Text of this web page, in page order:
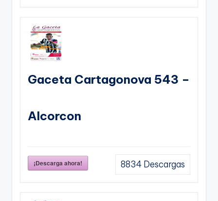
Gaceta Cartagonova 543 –
Alcorcon
¡Descarga ahora! 8834 Descargas